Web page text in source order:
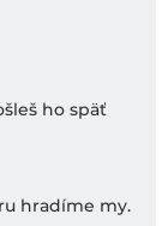
ho späť
hradíme my.